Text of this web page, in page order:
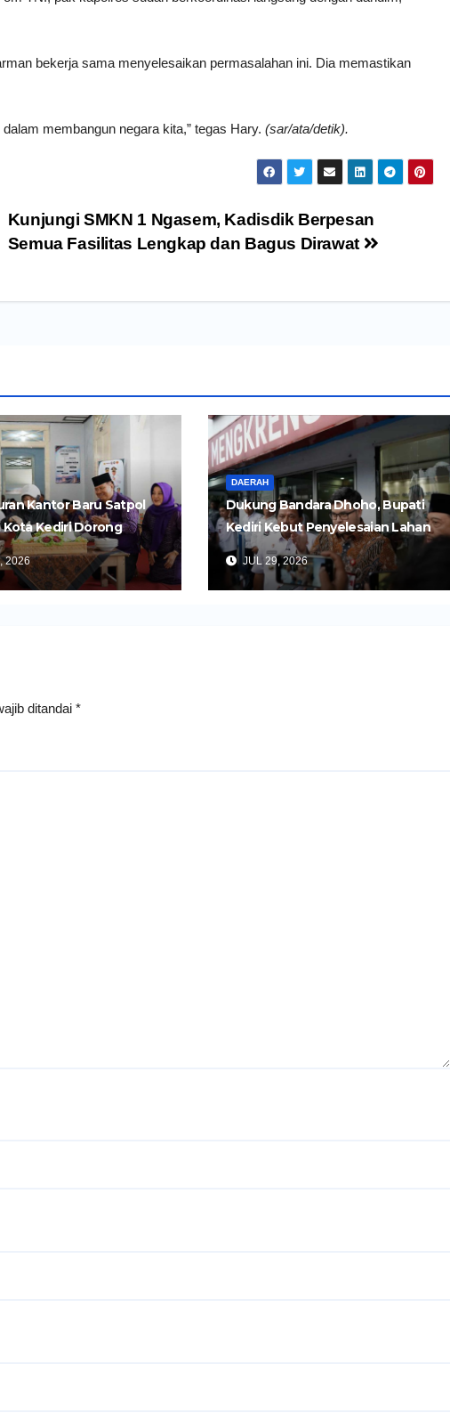
bekerja sama menyelesaikan permasalahan ini. Dia memastikan
membangun negara kita,” tegas Hary. (sar/ata/detik).
Kunjungi SMKN 1 Ngasem, Kadisdik Berpesan
Semua Fasilitas Lengkap dan Bagus Dirawat
Kantor Baru Satpol
Kota Kediri Dorong
yang Lebih Cepat dan
2026
DAERAH
Dukung Bandara Dhoho, Bupati
Kediri Kebut Penyelesaian Lahan
Dua Ruas Tol Kertosono-Kediri
JUL 29, 2026
ditandai *